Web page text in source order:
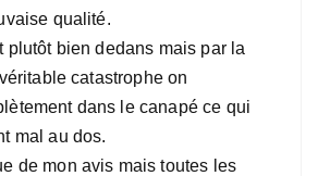
qualité.
plutôt bien dedans mais par la
catastrophe on
dans le canapé ce qui
mal au dos.
de mon avis mais toutes les